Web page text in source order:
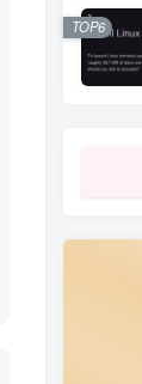
TOP6